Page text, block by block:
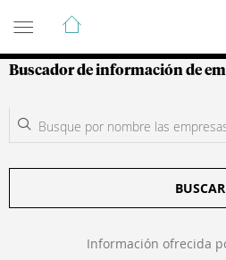
Guía de Empresas
Buscador de información de
BUSCAR
Información ofrecida